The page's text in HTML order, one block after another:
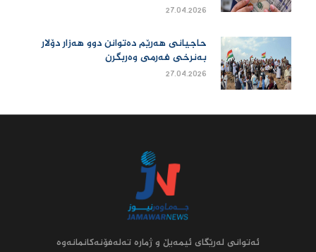
27.04.2026
حاجیانی هەرێم دەتوانن دوو هەزار دۆلار
بەنرخی فەرمی وەربگرن
27.04.2026
ئه‌توانى له‌رێگاى ئیمه‌یڵ و ژماره‌ ته‌له‌فۆنه‌کانمانه‌وه‌